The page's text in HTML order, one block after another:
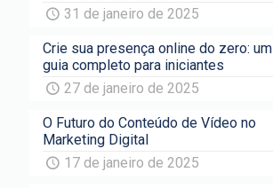
31 de janeiro de 2025
Crie sua presença online do zero: um
guia completo para iniciantes
27 de janeiro de 2025
O Futuro do Conteúdo de Vídeo no
Marketing Digital
17 de janeiro de 2025